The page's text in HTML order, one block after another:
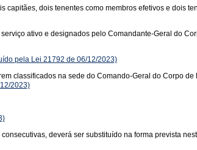
dois tenentes como membros efetivos e dois
ativo e designados pelo Comandante-Geral do
pela Lei 21792 de 06/12/2023)
classificados na sede do Comando-Geral do Corpo
2023)
deverá ser substituído na forma prevista